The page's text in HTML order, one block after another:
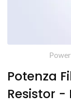
Potenza
Resistor -